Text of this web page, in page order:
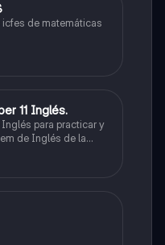
de matemáticas
11 Inglés.
para practicar y
de Inglés de la